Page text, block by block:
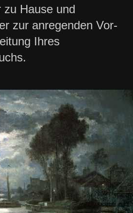
zu Hause und
zur anregenden Vor-
Ihres